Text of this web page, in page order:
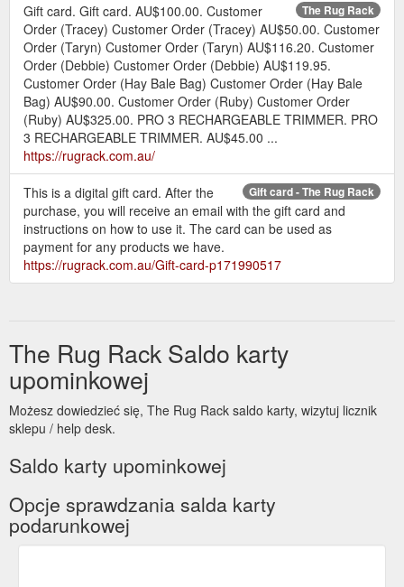
The Rug Rack
Gift card. Gift card. AU$100.00. Customer
Order (Tracey) Customer Order (Tracey) AU$50.00. Customer
Order (Taryn) Customer Order (Taryn) AU$116.20. Customer
Order (Debbie) Customer Order (Debbie) AU$119.95.
Customer Order (Hay Bale Bag) Customer Order (Hay Bale
Bag) AU$90.00. Customer Order (Ruby) Customer Order
(Ruby) AU$325.00. PRO 3 RECHARGEABLE TRIMMER. PRO
3 RECHARGEABLE TRIMMER. AU$45.00 ...
https://rugrack.com.au/
Gift card - The Rug Rack
This is a digital gift card. After the
purchase, you will receive an email with the gift card and
instructions on how to use it. The card can be used as
payment for any products we have.
https://rugrack.com.au/Gift-card-p171990517
The Rug Rack Saldo karty
upominkowej
Możesz dowiedzieć się, The Rug Rack saldo karty, wizytuj licznik
sklepu / help desk.
Saldo karty upominkowej
Opcje sprawdzania salda karty
podarunkowej